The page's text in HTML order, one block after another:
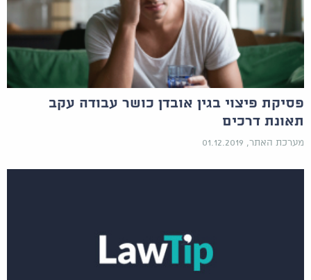
פסיקת פיצוי בגין אובדן כושר עבודה עקב
תאונת דרכים
מערכת האתר, 01.12.2019